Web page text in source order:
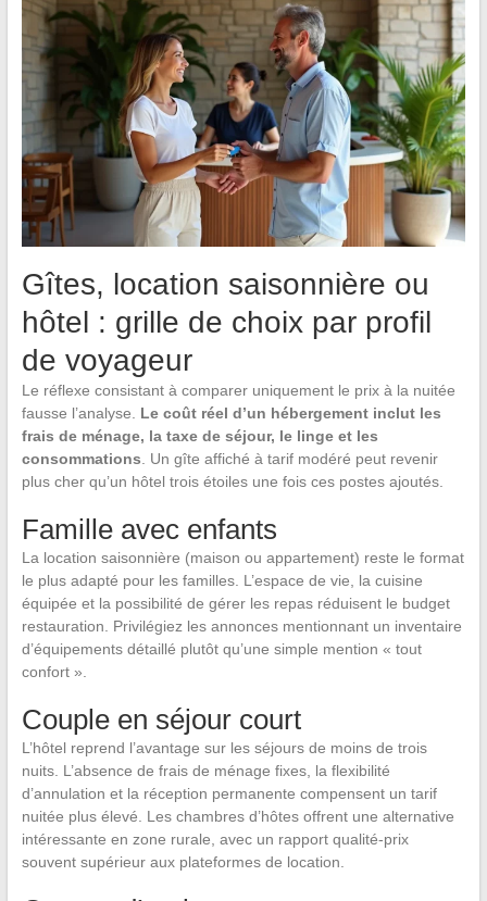
Gîtes, location saisonnière ou
hôtel : grille de choix par profil
de voyageur
Le réflexe consistant à comparer uniquement le prix à la nuitée
fausse l’analyse. Le coût réel d’un hébergement inclut les
frais de ménage, la taxe de séjour, le linge et les
consommations. Un gîte affiché à tarif modéré peut revenir
plus cher qu’un hôtel trois étoiles une fois ces postes ajoutés.
Famille avec enfants
La location saisonnière (maison ou appartement) reste le format
le plus adapté pour les familles. L’espace de vie, la cuisine
équipée et la possibilité de gérer les repas réduisent le budget
restauration. Privilégiez les annonces mentionnant un inventaire
d’équipements détaillé plutôt qu’une simple mention « tout
confort ».
Couple en séjour court
L’hôtel reprend l’avantage sur les séjours de moins de trois
nuits. L’absence de frais de ménage fixes, la flexibilité
d’annulation et la réception permanente compensent un tarif
nuitée plus élevé. Les chambres d’hôtes offrent une alternative
intéressante en zone rurale, avec un rapport qualité-prix
souvent supérieur aux plateformes de location.